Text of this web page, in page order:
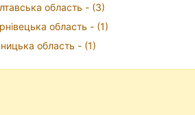
область - (3)
область - (1)
область - (1)